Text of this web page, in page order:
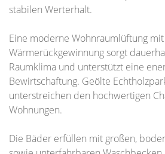
stabilen Werterhalt.
Eine moderne Wohnraumlüftung mit
Wärmerückgewinnung sorgt
Raumklima und unterstützt eine
Bewirtschaftung. Geölte
unterstreichen den hochwertigen
Wohnungen.
Die Bäder erfüllen mit großen,